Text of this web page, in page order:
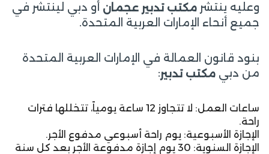
وعليه ينتشر مكتب تدبير عجمان أو دبي لينتشر في
جميع أنحاء الإمارات العربية المتحدة.
بنود قانون العمالة في الإمارات العربية المتحدة
من دبي مكتب تدبير:
ساعات العمل: لا تتجاوز 12 ساعة يومياً، تتخللها فترات
راحة.
الإجازة الأسبوعية: يوم راحة أسبوعي مدفوع الأجر.
الإجازة السنوية: 30 يوم إجازة مدفوعة الأجر بعد كل سنة